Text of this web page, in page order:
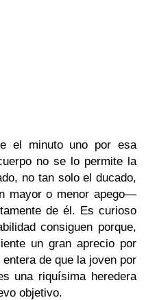
el minuto uno por esa
no se lo permite la
no tan solo el ducado,
mayor o menor apego—
de él. Es curioso
consiguen porque,
un gran aprecio por
de que la joven por
una riquísima heredera
objetivo.